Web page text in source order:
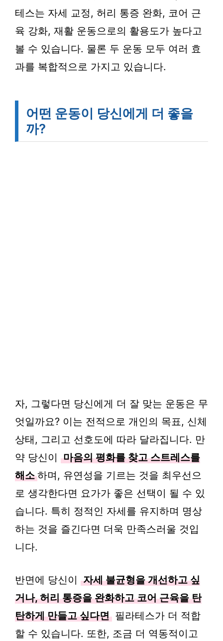
테스는 자세 교정, 허리 통증 완화, 코어 근
육 강화, 재활 운동으로의 활용도가 높다고
볼 수 있습니다. 물론 두 운동 모두 여러 효
과를 복합적으로 가지고 있습니다.
어떤 운동이 당신에게 더 좋을
까?
자, 그렇다면 당신에게 더 잘 맞는 운동은 무
엇일까요? 이는 전적으로 개인의 목표, 신체
상태, 그리고 선호도에 따라 달라집니다. 만
약 당신이 마음의 평화를 찾고 스트레스를
해소 하며, 유연성을 기르는 것을 최우선으
로 생각한다면 요가가 좋은 선택이 될 수 있
습니다. 특히 정적인 자세를 유지하며 명상
하는 것을 즐긴다면 더욱 만족스러울 것입
니다.
반면에 당신이 자세 불균형을 개선하고 싶
거나, 허리 통증을 완화하고 코어 근육을 탄
탄하게 만들고 싶다면 필라테스가 더 적합
할 수 있습니다. 또한, 조금 더 역동적이고